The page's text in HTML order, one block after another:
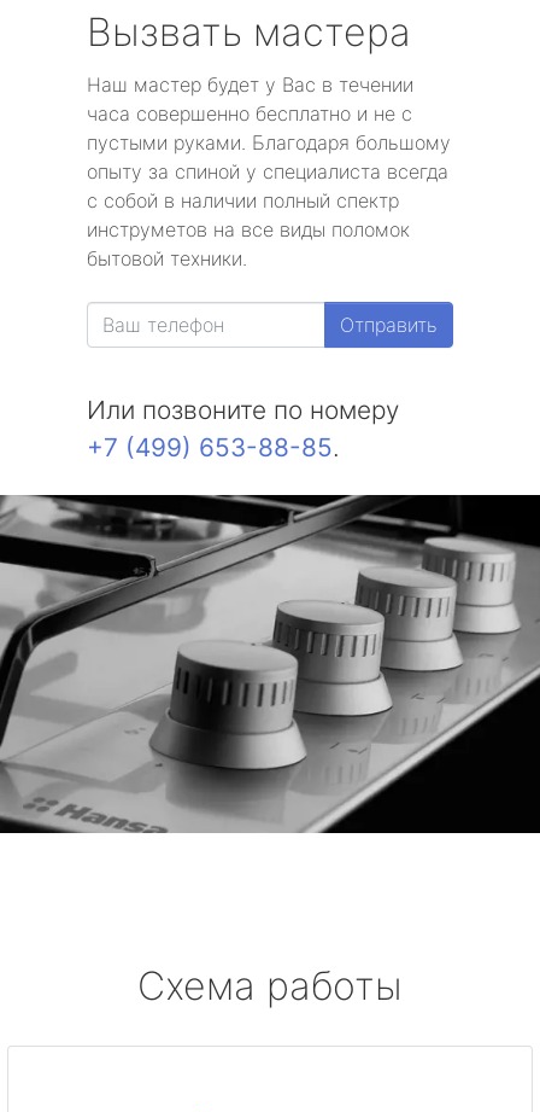
Вызвать мастера
Наш мастер будет у Вас в течении
часа совершенно бесплатно и не с
пустыми руками. Благодаря большому
опыту за спиной у специалиста всегда
с собой в наличии полный спектр
инструметов на все виды поломок
бытовой техники.
Отправить
Или позвоните по номеру
+7 (499) 653-88-85.
Схема работы